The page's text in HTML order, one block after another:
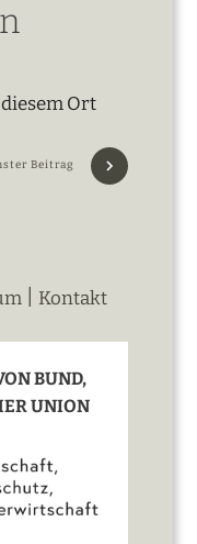
Ort
Beitrag
Kontakt
BUND,
UNION